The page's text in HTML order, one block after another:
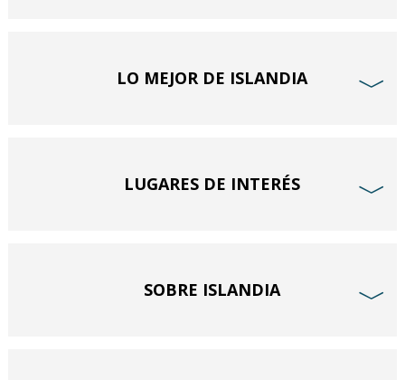
LO MEJOR DE ISLANDIA ﹀
LUGARES DE INTERÉS ﹀
SOBRE ISLANDIA ﹀